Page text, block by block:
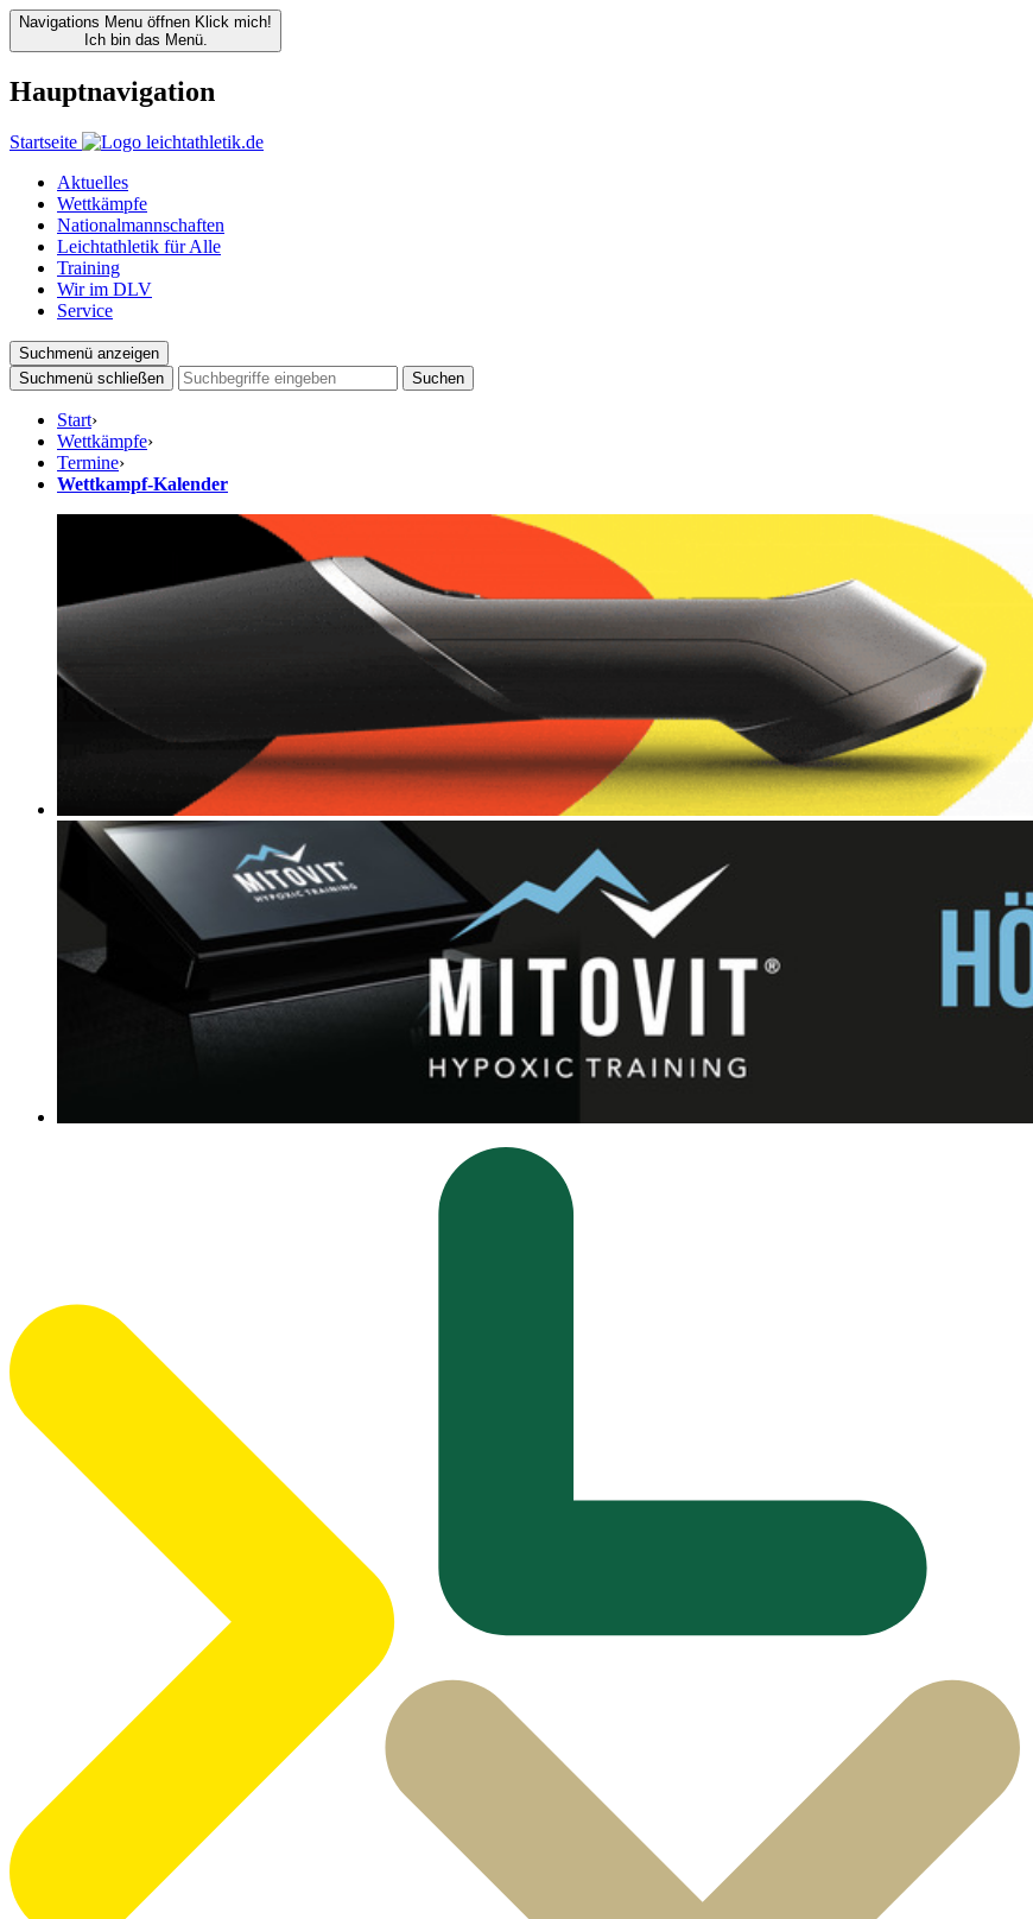
Navigations Menu öffnen Klick mich!
Ich bin das Menü.
Hauptnavigation
Startseite
Aktuelles
Wettkämpfe
Nationalmannschaften
Leichtathletik für Alle
Training
Wir im DLV
Service
Suchmenü anzeigen
Suchmenü schließen
Suchen
Start›
Wettkämpfe›
Termine›
Wettkampf-Kalender